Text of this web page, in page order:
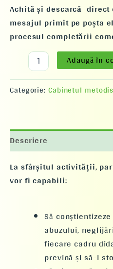
Achită și descarcă direct
mesajul primit pe poșta
procesul completării
Adaugă în
Categorie: Cabinetul
Descriere
La sfârșitul activității,
vor fi capabili:
Să
abuzului,
fiecare cadru
prevină și să-l